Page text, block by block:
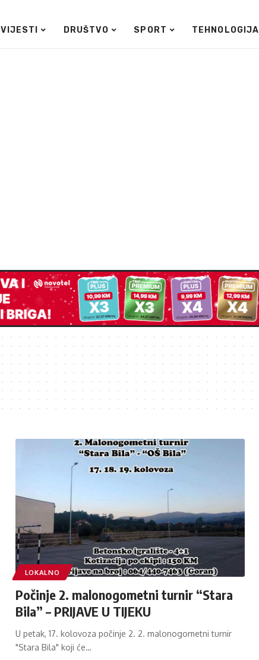
VIJESTI DRUŠTVO SPORT TEHNOLOGIJA
LOKALNO
Počinje 2. malonogometni turnir “Stara
Bila” – PRIJAVE U TIJEKU
U petak, 17. kolovoza počinje 2. 2. malonogometni turnir
"Stara Bila" koji će…